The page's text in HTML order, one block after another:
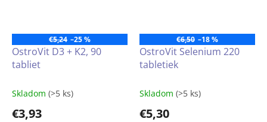
Železo prispieva k normálnej
tvorbe červených krviniek a
tiež dôležitú úlohu na
znižovanie únavy.
€5,24 –25 %
OstroVit D3 + K2, 90
tabliet
Skladom (>5 ks)
€3,93
€6,50 –18 %
OstroVit Selenium 220
tabletiek
Skladom (>5 ks)
€5,30